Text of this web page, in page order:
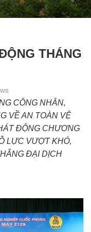
THÁNG
CÔNG NHÂN,
VỀ AN TOÀN VỆ
ĐỘNG CHƯƠNG
LỰC VƯỢT KHÓ,
ĐẠI DỊCH